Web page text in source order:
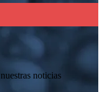
noticias